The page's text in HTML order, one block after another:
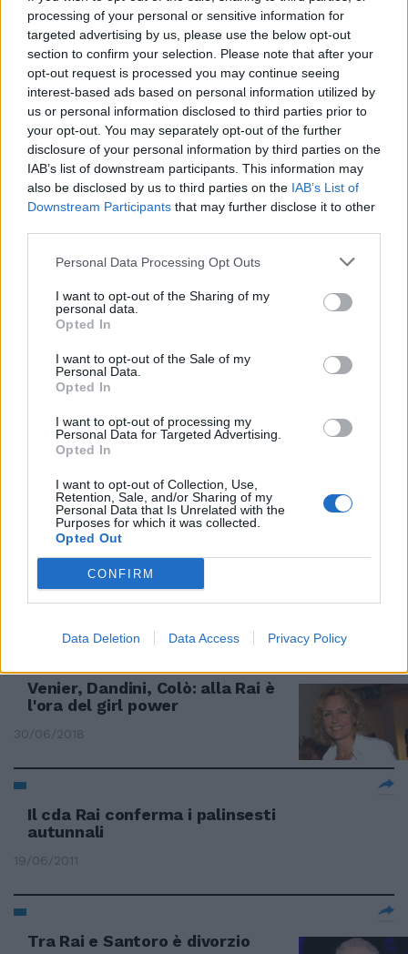
processing of your personal or sensitive information for
targeted advertising by us, please use the below opt-out
section to confirm your selection. Please note that after your
opt-out request is processed you may continue seeing
interest-based ads based on personal information utilized by
us or personal information disclosed to third parties prior to
your opt-out. You may separately opt-out of the further
disclosure of your personal information by third parties on the
IAB’s list of downstream participants. This information may
also be disclosed by us to third parties on the IAB’s List of
Downstream Participants that may further disclose it to other
Personal Data Processing Opt Outs
I want to opt-out of the Sharing of my
personal data.
Opted In
I want to opt-out of the Sale of my
Personal Data.
Opted In
I want to opt-out of processing my
Personal Data for Targeted Advertising.
Opted In
I want to opt-out of Collection, Use,
Retention, Sale, and/or Sharing of my
Personal Data that Is Unrelated with the
Purposes for which it was collected.
Opted Out
CONFIRM
Data Deletion Data Access Privacy Policy
TV E POLEMICHE
La "sovranista" Cuccarini torna
in Rai e Heather Parisi sbrocca
14/07/2019
LA TV CHE VERRÀ
Palinsesti Rai, chi entra e chi
esce. Fiorello sul web, Fazio
trasloca sul due
Il nuovo Fazio, l'effetto domino
al Tg1, la fiction... Ecco cosa
07/07/2019
GRANDI MANOVRE
Chi viene e chi va: i palinsesti Rai
16/06/2019
NUOVI PALINSESTI
La Rai punta sull'usato sicuro
30/06/2018
Venier, Dandini, Colò: alla Rai è
l'ora del girl power
30/06/2018
Il cda Rai conferma i palinsesti
autunnali
19/06/2011
Tra Rai e Santoro è divorzio